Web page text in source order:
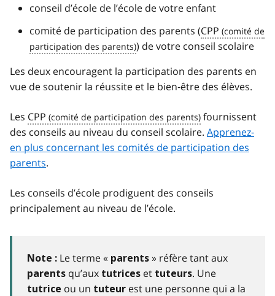
conseil d’école de l’école de votre enfant
comité de participation des parents (CPP
) de votre conseil scolaire
Les deux encouragent la participation des parents en
vue de soutenir la réussite et le bien‑être des élèves.
Les CPP
fournissent
des conseils au niveau du conseil scolaire. Apprenez-
en plus concernant les comités de participation des
parents.
Les conseils d’école prodiguent des conseils
principalement au niveau de l’école.
Note : Le terme « parents » réfère tant aux
parents qu’aux tutrices et tuteurs. Une
tutrice ou un tuteur est une personne qui a la